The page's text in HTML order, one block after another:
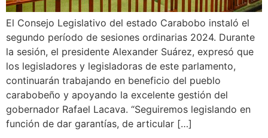
El Consejo Legislativo del estado Carabobo instaló el
segundo período de sesiones ordinarias 2024. Durante
la sesión, el presidente Alexander Suárez, expresó que
los legisladores y legisladoras de este parlamento,
continuarán trabajando en beneficio del pueblo
carabobeño y apoyando la excelente gestión del
gobernador Rafael Lacava. “Seguiremos legislando en
función de dar garantías, de articular […]